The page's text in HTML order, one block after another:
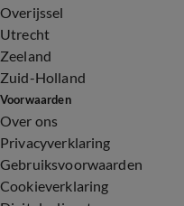
Overijssel
Utrecht
Zeeland
Zuid-Holland
Voorwaarden
Over ons
Privacyverklaring
Gebruiksvoorwaarden
Cookieverklaring